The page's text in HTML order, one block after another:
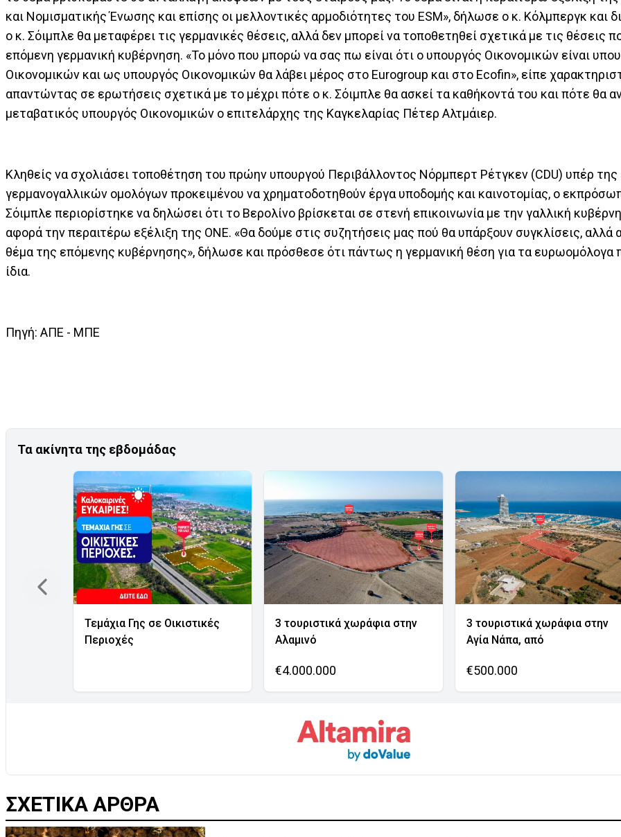
και Νομισματικής Ένωσης και επίσης οι μελλοντικές αρμοδιότητες του ESM», δήλωσε ο κ. Κόλμπεργκ και
ο κ. Σόιμπλε θα μεταφέρει τις γερμανικές θέσεις, αλλά δεν μπορεί να τοποθετηθεί σχετικά με τις θέσεις
επόμενη γερμανική κυβέρνηση. «Το μόνο που μπορώ να σας πω είναι ότι ο υπουργός Οικονομικών είναι
Οικονομικών και ως υπουργός Οικονομικών θα λάβει μέρος στο Eurogroup και στο Ecofin», είπε
απαντώντας σε ερωτήσεις σχετικά με το μέχρι πότε ο κ. Σόιμπλε θα ασκεί τα καθήκοντά του και πότε θα
μεταβατικός υπουργός Οικονομικών ο επιτελάρχης της Καγκελαρίας Πέτερ Αλτμάιερ.
Κληθείς να σχολιάσει τοποθέτηση του πρώην υπουργού Περιβάλλοντος Νόρμπερτ Ρέτγκεν (CDU) υπέρ
γερμανογαλλικών ομολόγων προκειμένου να χρηματοδοτηθούν έργα υποδομής και καινοτομίας, ο
Σόιμπλε περιορίστηκε να δηλώσει ότι το Βερολίνο βρίσκεται σε στενή επικοινωνία με την γαλλική
αφορά την περαιτέρω εξέλιξη της ΟΝΕ. «Θα δούμε στις συζητήσεις μας πού θα υπάρξουν συγκλίσεις, αλλά
θέμα της επόμενης κυβέρνησης», δήλωσε και πρόσθεσε ότι πάντως η γερμανική θέση για τα ευρωομόλογα
ίδια.
Πηγή: AΠΕ - ΜΠΕ
Τα ακίνητα της εβδομάδας
Τεμάχια Γης σε Οικιστικές
Περιοχές
3 τουριστικά χωράφια στην
Αλαμινό
€4.000.000
3 τουριστικά χωράφια στην
Αγία Νάπα, από
€500.000
ΣΧΕΤΙΚΑ ΑΡΘΡΑ